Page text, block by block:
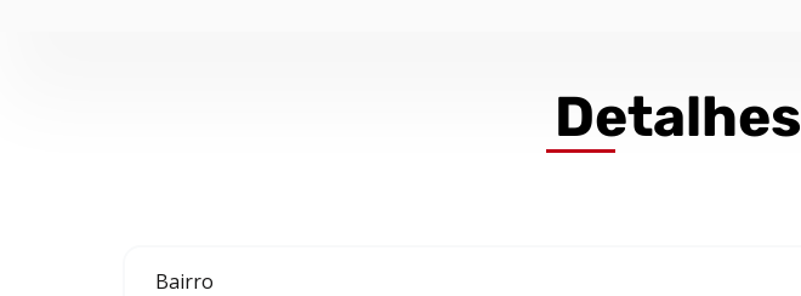
Detalhes
Bairro